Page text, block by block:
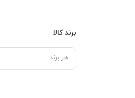
برند کالا
هر برند